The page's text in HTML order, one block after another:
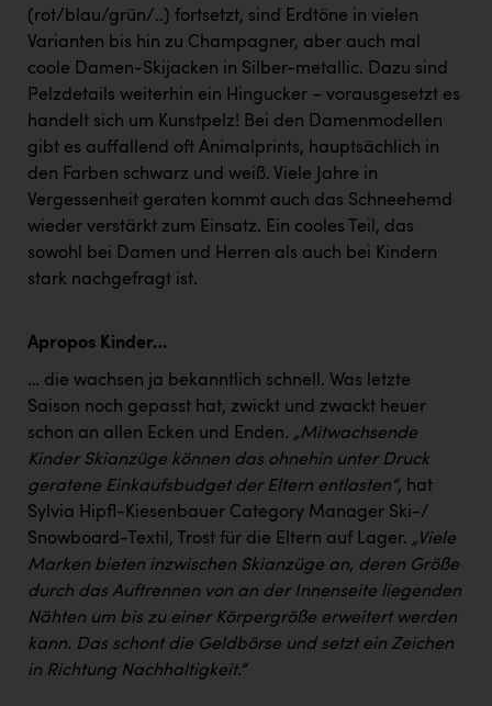
(rot/blau/grün/..) fortsetzt, sind Erdtöne in vielen
Varianten bis hin zu Champagner, aber auch mal
coole Damen-Skijacken in Silber-metallic. Dazu sind
Pelzdetails weiterhin ein Hingucker – vorausgesetzt es
handelt sich um Kunstpelz! Bei den Damenmodellen
gibt es auffallend oft Animalprints, hauptsächlich in
den Farben schwarz und weiß. Viele Jahre in
Vergessenheit geraten kommt auch das Schneehemd
wieder verstärkt zum Einsatz. Ein cooles Teil, das
sowohl bei Damen und Herren als auch bei Kindern
stark nachgefragt ist.
Apropos Kinder…
… die wachsen ja bekanntlich schnell. Was letzte
Saison noch gepasst hat, zwickt und zwackt heuer
schon an allen Ecken und Enden. „Mitwachsende
Kinder Skianzüge können das ohnehin unter Druck
geratene Einkaufsbudget der Eltern entlasten“, hat
Sylvia Hipfl-Kiesenbauer Category Manager Ski-/
Snowboard-Textil, Trost für die Eltern auf Lager. „Viele
Marken bieten inzwischen Skianzüge an, deren Größe
durch das Auftrennen von an der Innenseite liegenden
Nähten um bis zu einer Körpergröße erweitert werden
kann. Das schont die Geldbörse und setzt ein Zeichen
in Richtung Nachhaltigkeit.“